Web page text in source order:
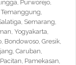
Purworejo,
Semarang,
Yogyakarta,
Bondowoso, Gresik,
Caruban,
Pamekasan,